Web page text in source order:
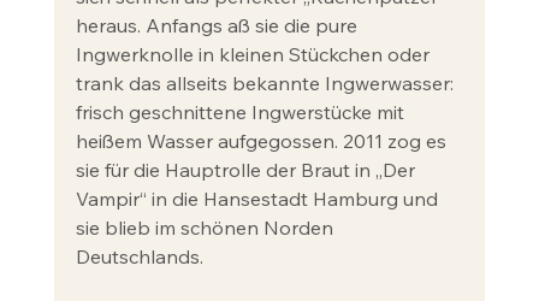
heraus. Anfangs aß sie die pure
Ingwerknolle in kleinen Stückchen oder
trank das allseits bekannte Ingwerwasser:
frisch geschnittene Ingwerstücke mit
heißem Wasser aufgegossen. 2011 zog es
sie für die Hauptrolle der Braut in „Der
Vampir“ in die Hansestadt Hamburg und
sie blieb im schönen Norden
Deutschlands.